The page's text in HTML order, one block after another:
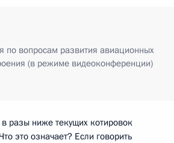
по вопросам развития авиационных
(в режиме видеоконференции)
разы ниже текущих котировок
это означает? Если говорить